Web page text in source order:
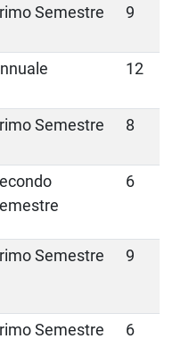
Semestre 9
12
Semestre 8
6
Semestre 9
Semestre 6